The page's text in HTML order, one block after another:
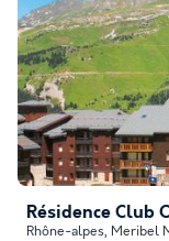
Résidence Club
Rhône-alpes, Meribel